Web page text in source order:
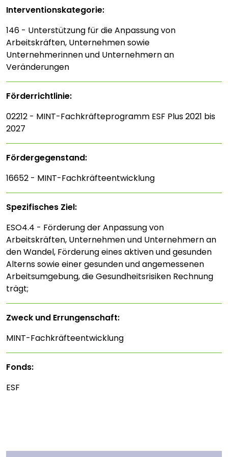
Interventions­kategorie:
146 - Unterstützung für die Anpassung von
Arbeitskräften, Unternehmen sowie
Unternehmerinnen und Unternehmern an
Veränderungen
Förderrichtlinie:
02212 - MINT-Fachkräfteprogramm ESF Plus 2021 bis
2027
Fördergegenstand:
16652 - MINT-Fachkräfteentwicklung
Spezifisches Ziel:
ESO4.4 - Förderung der Anpassung von
Arbeitskräften, Unternehmen und Unternehmern an
den Wandel, Förderung eines aktiven und gesunden
Alterns sowie einer gesunden und angemessenen
Arbeitsumgebung, die Gesundheitsrisiken Rechnung
trägt;
Zweck und Errungenschaft:
MINT-Fachkräfteentwicklung
Fonds:
ESF